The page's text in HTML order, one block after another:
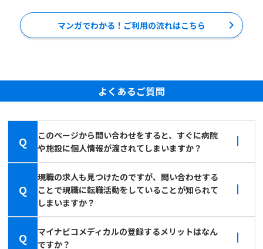
マンガでわかる！ご利用の流れはこちら
よくあるご質問
Q
このページから問い合わせをすると、すぐに病院
や施設に個人情報が渡されてしまいますか？
Q
現職の求人も見つけたのですが、問い合わせする
ことで現職に転職活動をしていることが知られて
しまいますか？
Q
マイナビコメディカルの登録するメリットはなん
ですか？